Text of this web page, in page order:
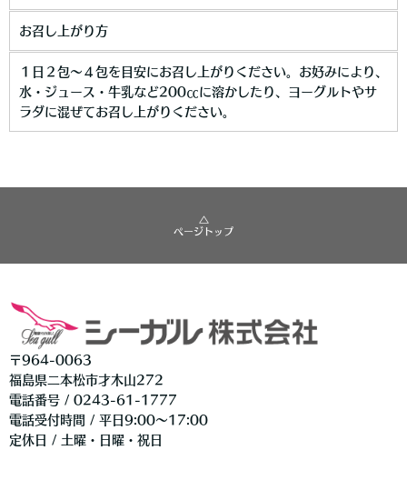
お召し上がり方
１日２包～４包を目安にお召し上がりください。お好みにより、
水・ジュース・牛乳など200㏄に溶かしたり、ヨーグルトやサ
ラダに混ぜてお召し上がりください。
△
ページトップ
〒964-0063
福島県二本松市才木山272
電話番号 / 0243-61-1777
電話受付時間 / 平日9:00〜17:00
定休日 / 土曜・日曜・祝日